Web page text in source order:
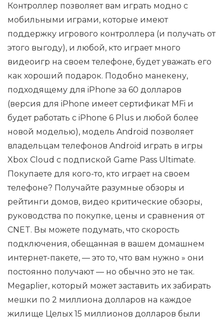
Контроллер позволяет вам играть модно с
мобильными играми, которые имеют
поддержку игрового контроллера (и получать от
этого выгоду), и любой, кто играет много
видеоигр на своем телефоне, будет уважать его
как хороший подарок. Подобно манекену,
подходящему для iPhone за 60 долларов
(версия для iPhone имеет сертификат MFi и
будет работать с iPhone 6 Plus и любой более
новой моделью), модель Android позволяет
владельцам телефонов Android играть в игры
Xbox Cloud с подпиской Game Pass Ultimate.
Покупаете для кого-то, кто играет на своем
телефоне? Получайте разумные обзоры и
рейтинги домов, видео критические обзоры,
руководства по покупке, цены и сравнения от
CNET. Вы можете подумать, что скорость
подключения, обещанная в вашем домашнем
интернет-пакете, — это то, что вам нужно » они
постоянно получают — но обычно это не так.
Megaplier, который может заставить их забирать
мешки по 2 миллиона долларов на каждое
жилище Целых 15 миллионов долларов были